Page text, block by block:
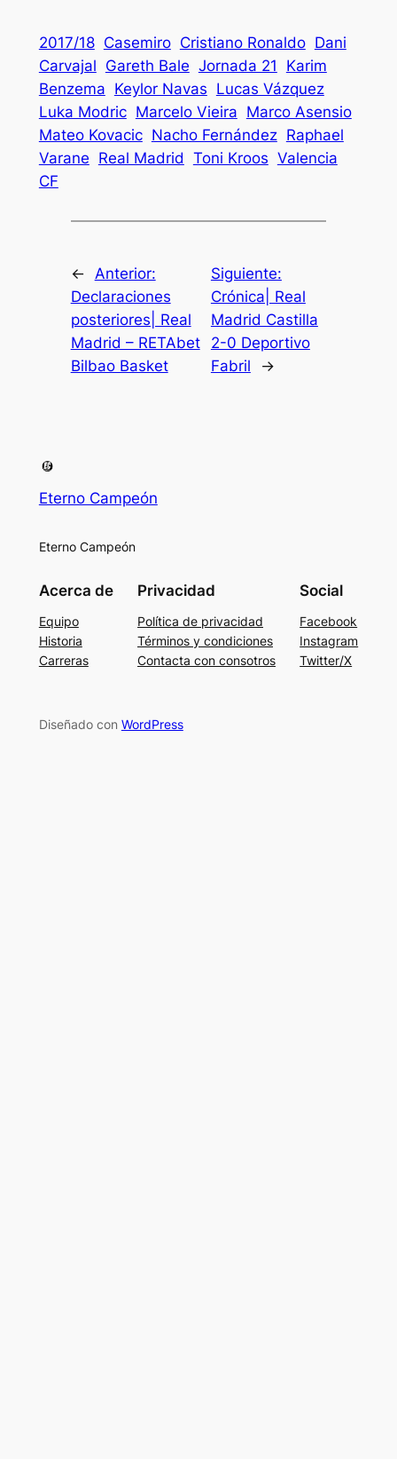
2017/18 Casemiro Cristiano Ronaldo Dani
Carvajal Gareth Bale Jornada 21
Karim
Benzema Keylor Navas Lucas Vázquez
Luka Modric Marcelo Vieira Marco Asensio
Mateo Kovacic Nacho Fernández Raphael
Varane Real Madrid Toni Kroos Valencia
CF
←
Anterior:
Declaraciones
posteriores| Real
Madrid – RETAbet
Bilbao Basket
Siguiente:
Crónica| Real
Madrid Castilla
2-0 Deportivo
Fabril
→
Eterno Campeón
Eterno Campeón
Acerca de
Equipo
Historia
Carreras
Privacidad
Política de privacidad
Términos y condiciones
Contacta con consotros
Social
Facebook
Instagram
Twitter/X
Diseñado con WordPress